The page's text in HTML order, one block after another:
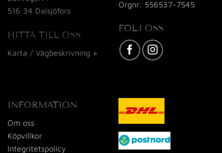
516 34 Dalsjöfors
HITTA TILL OSS
Karta / Vägbeskrivning »
Orgnr: 556537-7545
FÖLJ OSS
INFORMATION
Om oss
Köpvillkor
Integritetspolicy